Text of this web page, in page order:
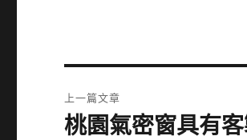
章
上一篇文章
上
桃園氣密窗具有